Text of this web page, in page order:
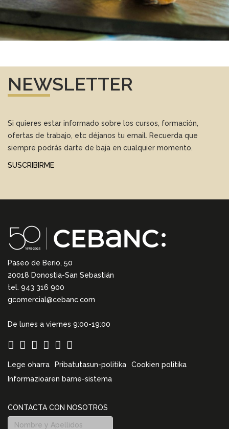
NEWSLETTER
Si quieres estar informado sobre los cursos, formación,
ofertas de trabajo, etc déjanos tu email. Recuerda que
siempre podrás darte de baja en cualquier momento.
SUSCRIBIRME
Paseo de Berio, 50
20018 Donostia-San Sebastián
tel. 943 316 900
gcomercial@cebanc.com
De lunes a viernes 9:00-19:00
Lege oharra Pribatutasun-politika
Cookien politika
Informazioaren barne-sistema
CONTACTA CON NOSOTROS